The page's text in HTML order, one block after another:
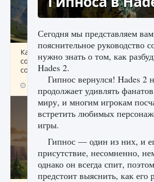
Как исправить ошибку Palworld «Идет
сохранение мира — Невозможно
сохранение данных мира»
9 августа 2024 2 511 0
Сегодня мы представляем вам
пояснительное руководство
нужно знать о том, как
Hades 2.
Гипнос вернулся! Hades 2
продолжает удивлять
миру, и многим игрокам
встретить любимых
игры.
Гипнос — один из них, и
присутствие, несомненно,
однако он всегда спит,
предстоит выяснить, как его